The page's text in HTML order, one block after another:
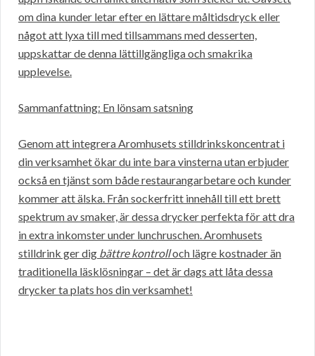
om dina kunder letar efter en lättare måltidsdryck eller
något att lyxa till med tillsammans med desserten,
uppskattar de denna lättillgängliga och smakrika
upplevelse.
Sammanfattning: En lönsam satsning
Genom att integrera Aromhusets stilldrinkskoncentrat i
din verksamhet ökar du inte bara vinsterna utan erbjuder
också en tjänst som både restaurangarbetare och kunder
kommer att älska. Från sockerfritt innehåll till ett brett
spektrum av smaker, är dessa drycker perfekta för att dra
in extra inkomster under lunchruschen. Aromhusets
stilldrink ger dig bättre kontrolloch lägre kostnader än
traditionella läsklösningar – det är dags att låta dessa
drycker ta plats hos din verksamhet!